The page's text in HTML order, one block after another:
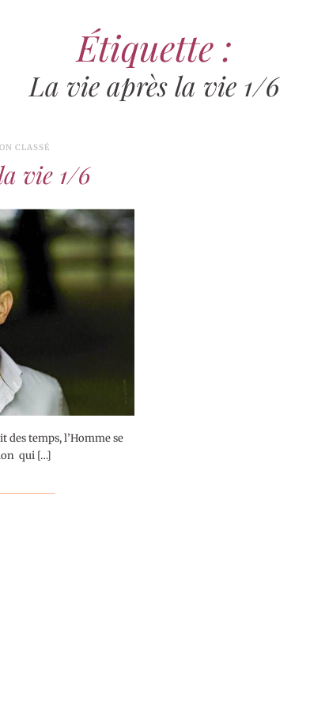
Étiquette :
La vie après la vie 1/6
CLASSÉ
vie 1/6
des temps, l’Homme se
qui […]